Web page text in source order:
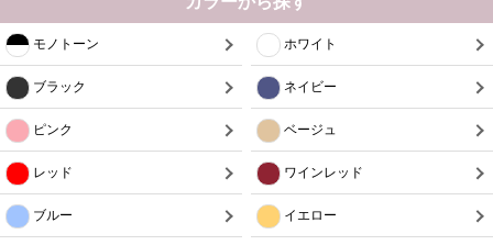
モノトーン ホワイト
ブラック ネイビー
ピンク ベージュ
レッド ワインレッド
ブルー イエロー